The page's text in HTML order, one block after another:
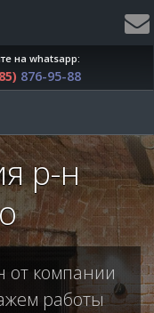
на whatsapp:
876-95-88
р-н
от компании
работы